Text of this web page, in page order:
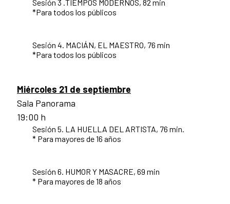
Sesión 3 .TIEMPOS MODERNOS, 82 min
*Para todos los públicos
Sesión 4. MACIÁN, EL MAESTRO, 76 min
*Para todos los públicos
Miércoles 21 de septiembre
Sala Panorama
19:00 h
Sesión 5. LA HUELLA DEL ARTISTA, 76 min.
* Para mayores de 16 años
Sesión 6. HUMOR Y MASACRE, 69 min
* Para mayores de 18 años